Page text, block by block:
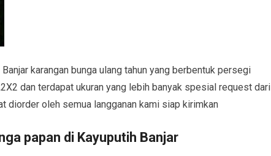
karangan bunga ulang tahun yang berbentuk persegi
dan terdapat ukuran yang lebih banyak spesial request dari
diorder oleh semua langganan kami siap kirimkan
papan di Kayuputih Banjar